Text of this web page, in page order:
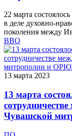
22 марта
в деле духовно-
поколения между
ВВО
13 марта 2023
13 марта
Чувашской